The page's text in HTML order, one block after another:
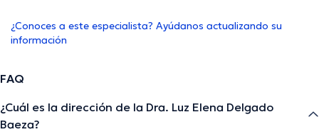
¿Conoces a este especialista? Ayúdanos actualizando su
información
FAQ
¿Cuál es la dirección de la Dra. Luz Elena Delgado
Baeza?